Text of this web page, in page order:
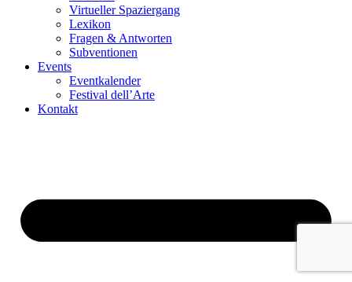
Virtueller Spaziergang
Lexikon
Fragen & Antworten
Subventionen
Events
Eventkalender
Festival dell’Arte
Kontakt